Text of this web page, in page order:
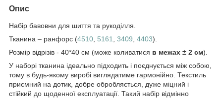
Опис
Набір бавовни для шиття та рукоділля.
Тканина – ранфорс (4510 5161 3409 4403).
Розмір відрізів - 40*40 см (може коливатися в межах ± 2 см).
У наборі тканина ідеально підходить і поєднується між собою,
тому в будь-якому виробі виглядатиме гармонійно. Текстиль
приємний на дотик, добре обробляється, дуже міцний і
стійкий до щоденної експлуатації. Такий набір відмінно